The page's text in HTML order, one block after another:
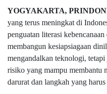
YOGYAKARTA,
yang terus meningkat di
penguatan literasi
membangun kesiapsiagaan
mengandalkan teknologi,
risiko yang mampu membantu
darurat dan langkah yang